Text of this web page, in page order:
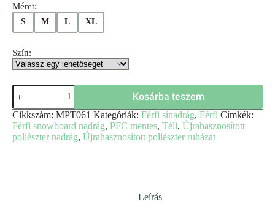
Méret:
S M L XL
Szín:
Kosárba teszem
Cikkszám: MPT061 Kategóriák: Férfi sínadrág, Férfi Címkék:
Férfi snowboard nadrág, PFC mentes, Téli, Újrahasznosított
poliészter nadrág, Újrahasznosított poliészter ruházat
Leírás